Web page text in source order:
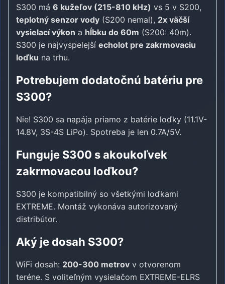
S300 má 6 kužeľov (215-810 kHz) vs 5 v S200,
teplotný senzor vody (S200 nemal), 2x väčší
vysielací výkon a hĺbku do 60m (S200: 40m).
S300 je najvyspelejší echolot pre zakrmovaciu
loďku na trhu.
Potrebujem dodatočnú batériu pre
S300?
Nie! S300 sa napája priamo z batérie loďky (11.1V-
14.8V, 3S-4S LiPo). Spotreba je len 0.7A/5V.
Funguje S300 s akoukoľvek
zakrmovacou loďkou?
S300 je kompatibilný so všetkými loďkami
EXTREME. Montáž vykonáva autorizovaný
distribútor.
Aký je dosah S300?
WiFi dosah: 200-300 metrov v otvorenom
teréne. S voliteľným vysielačom EXTREME-ELRS